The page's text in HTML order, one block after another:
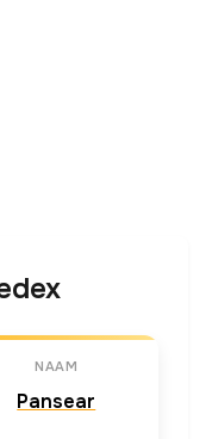
NAAM
Pansear